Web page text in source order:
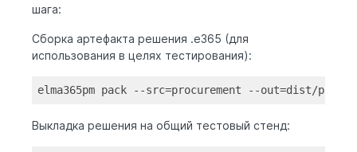
шага:
Сборка артефакта решения .e365 (для
использования в целях тестирования):
elma365pm pack --src=procurement --out=dist/
Выкладка решения на общий тестовый стенд: